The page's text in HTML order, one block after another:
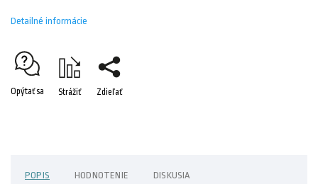
Detailné informácie
Opýtať sa Strážiť Zdieľať
POPIS HODNOTENIE
DISKUSIA